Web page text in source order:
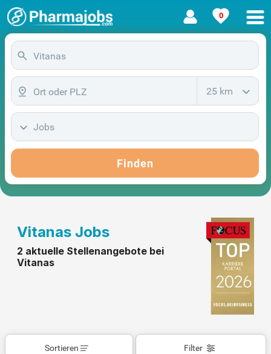
0
25 km
Jobs
Finden
Vitanas Jobs
2 aktuelle Stellenangebote bei
Vitanas
Filter
Sortieren